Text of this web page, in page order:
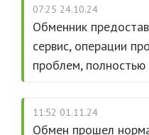
07:25 24.10.24
Обменник
сервис, операции
проблем,
11:52 01.11.24
Обмен прошел